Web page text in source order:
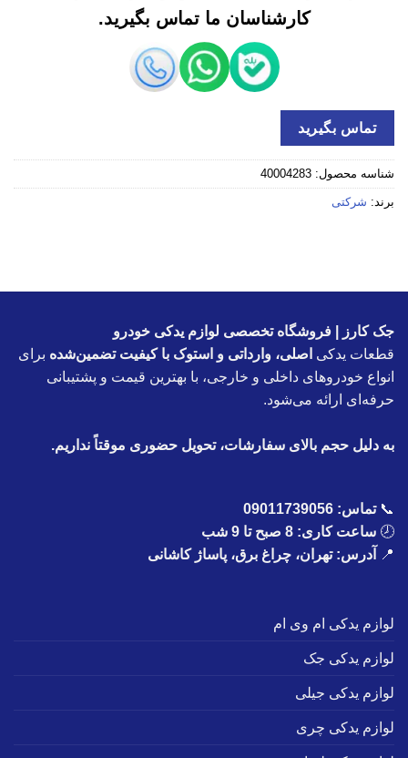
کارشناسان ما تماس بگیرید.
تماس بگیرید
شناسه محصول: 40004283
برند: شرکتی
جک کارز | فروشگاه تخصصی لوازم یدکی خودرو
قطعات یدکی اصلی، وارداتی و استوک با کیفیت تضمین‌شده برای
انواع خودروهای داخلی و خارجی، با بهترین قیمت و پشتیبانی
حرفه‌ای ارائه می‌شود.
به دلیل حجم بالای سفارشات، تحویل حضوری موقتاً نداریم.
📞تماس: 09011739056
🕗 ساعت کاری: 8 صبح تا 9 شب
📍
آدرس: تهران، چراغ برق، پاساژ کاشانی
لوازم یدکی ام وی ام
لوازم یدکی جک
لوازم یدکی جیلی
لوازم یدکی چری